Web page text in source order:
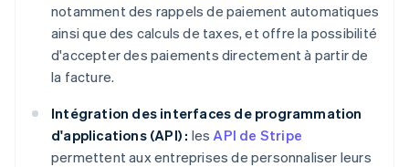
notamment des rappels de paiement automatiques
ainsi que des calculs de taxes, et offre la possibilité
d'accepter des paiements directement à partir de
la facture.
Intégration des interfaces de programmation
d'applications (API) : lesAPI de Stripe
permettent aux entreprises de personnaliser leurs